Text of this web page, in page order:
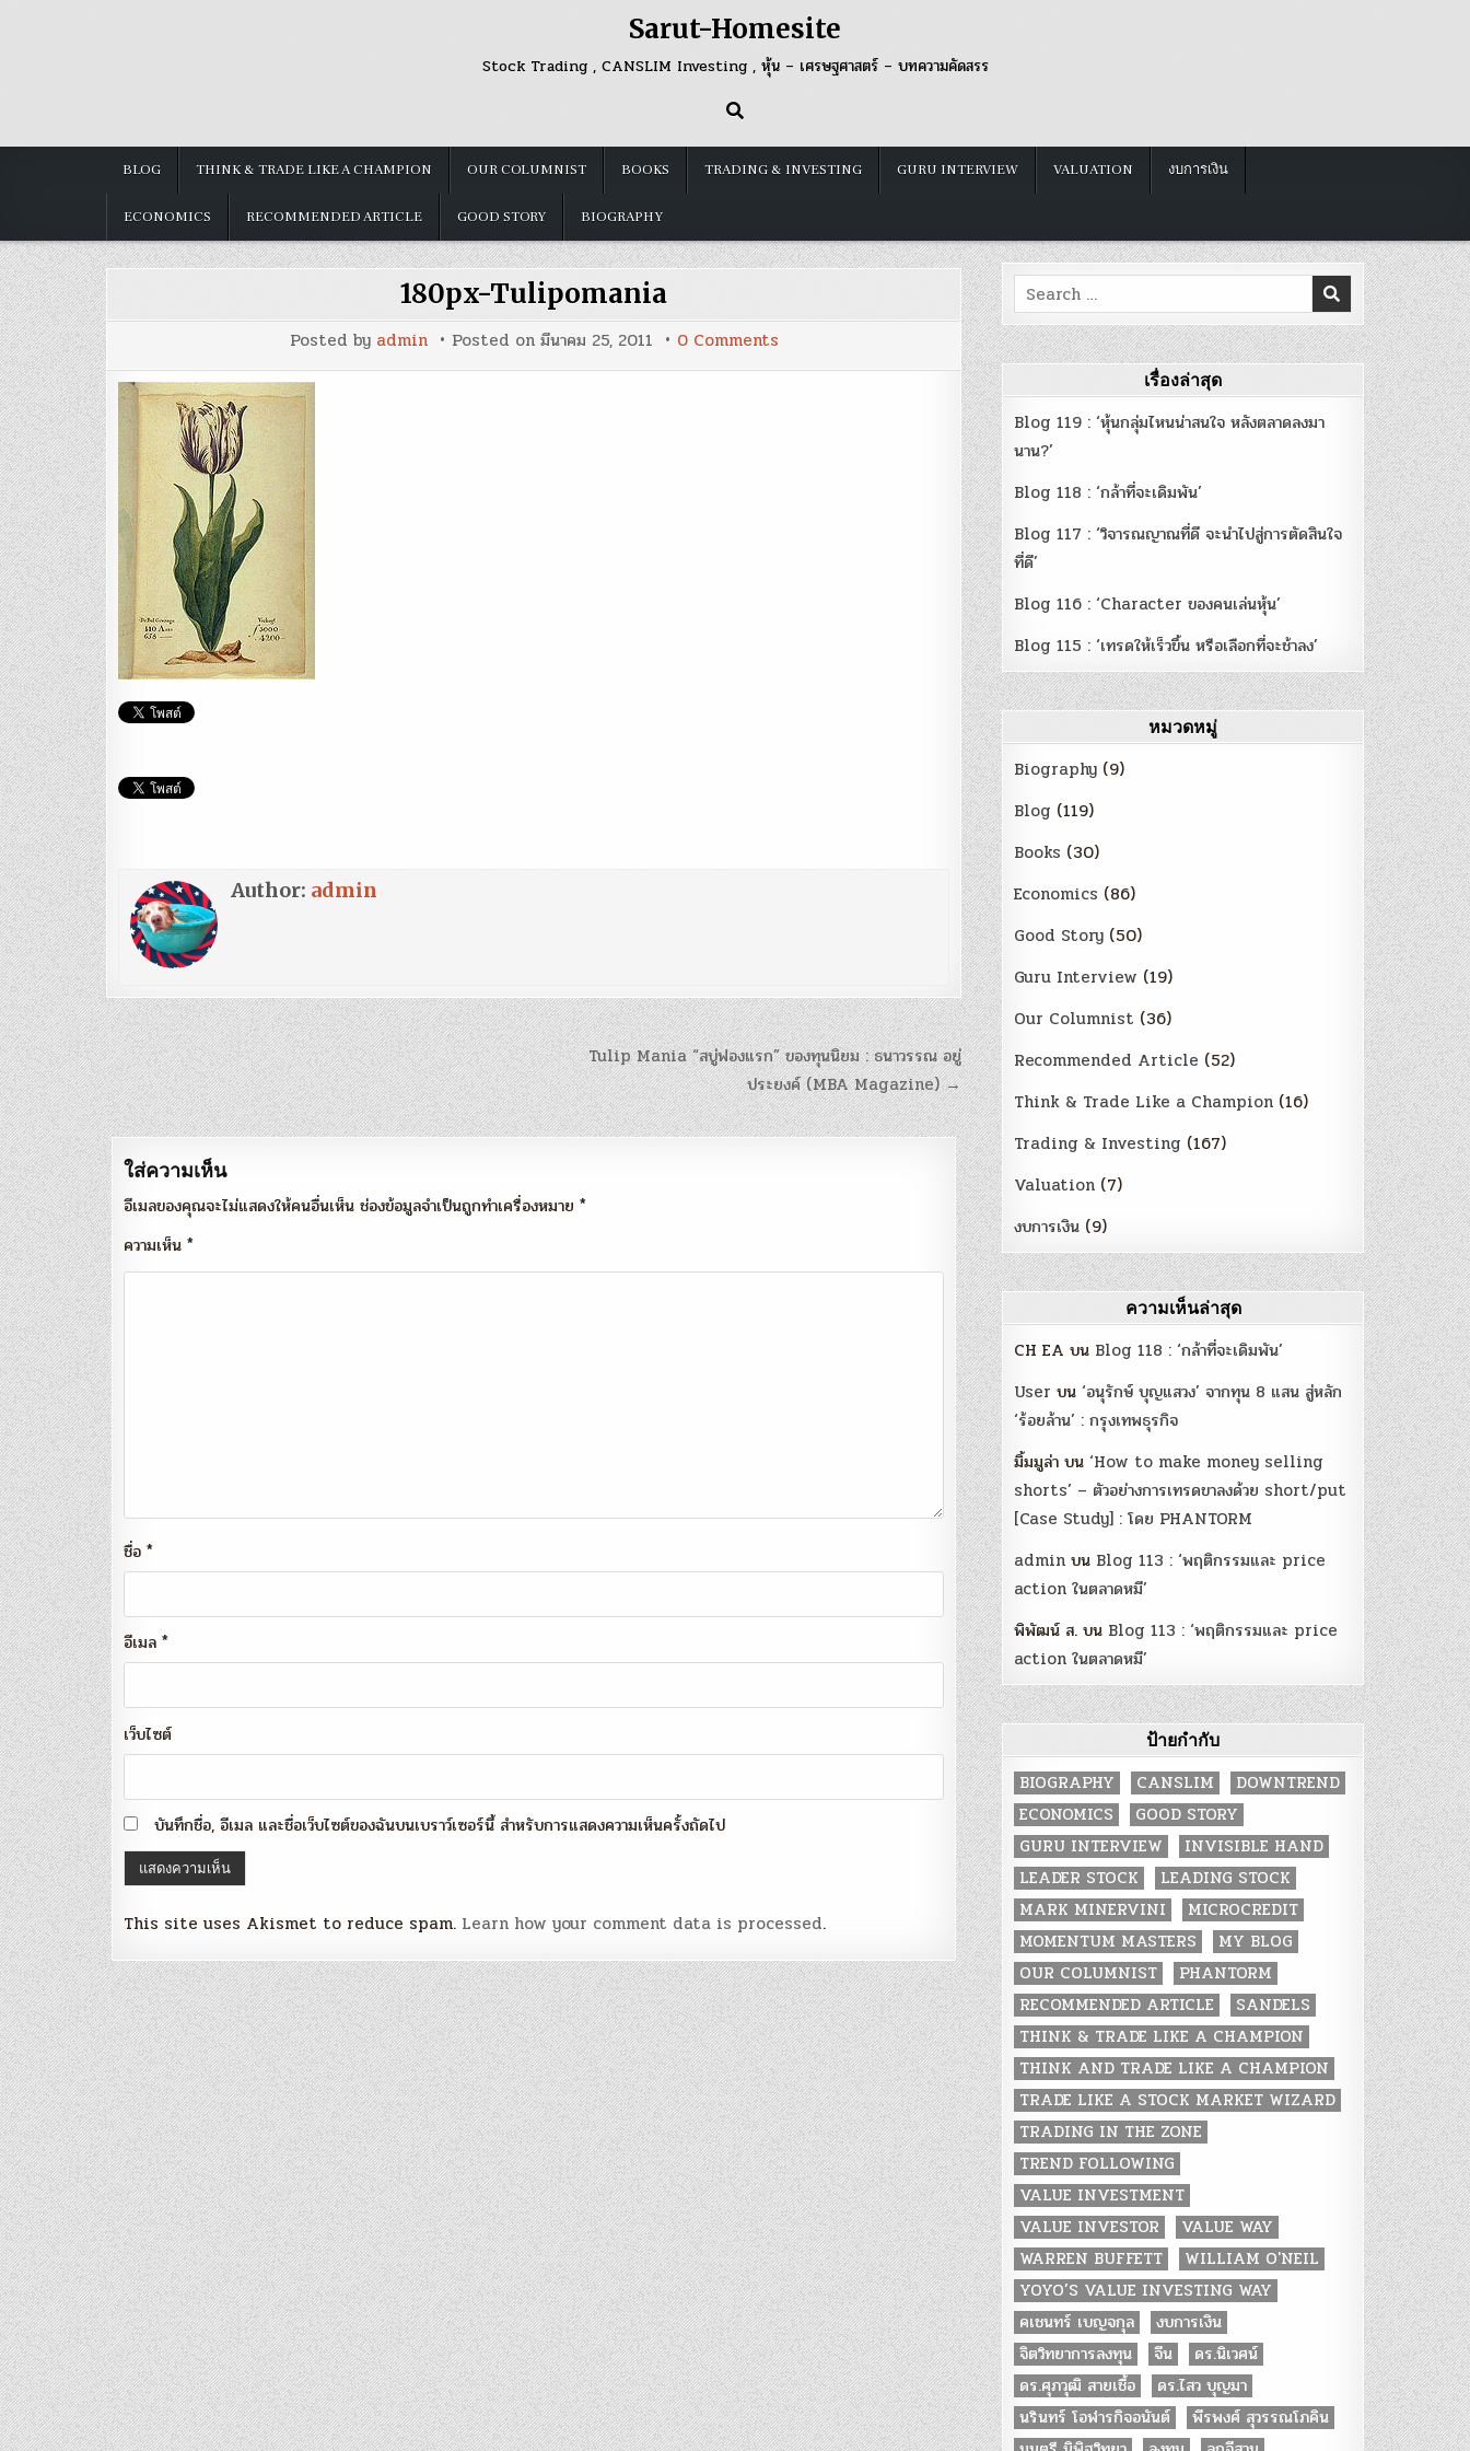
Sarut-Homesite
Stock Trading , CANSLIM Investing , หุ้น – เศรษฐศาสตร์ – บทความคัดสรร
BLOG THINK & TRADE LIKE A CHAMPION OUR COLUMNIST BOOKS TRADING & INVESTING GURU INTERVIEW VALUATION งบการเงิน
ECONOMICS RECOMMENDED ARTICLE GOOD STORY BIOGRAPHY
180px-Tulipomania
Posted by admin Posted on มีนาคม 25, 2011 0 Commentson
Tulipomania
Author: admin
แนะแนว
เรื่อง
Tulip Mania “สบู่ฟองแรก” ของทุนนิยม : ธนาวรรณ อยู่
ประยงค์ (MBA Magazine) →
ใส่ความเห็น
อีเมลของคุณจะไม่แสดงให้คนอื่นเห็น ช่องข้อมูลจำเป็นถูกทำเครื่องหมาย *
ความเห็น *
ชื่อ *
อีเมล *
เว็บไซต์
บันทึกชื่อ, อีเมล และชื่อเว็บไซต์ของฉันบนเบราว์เซอร์นี้ สำหรับการแสดงความเห็นครั้งถัดไป
This site uses Akismet to reduce spam. Learn how your comment data is processed.
Search
for:
เรื่องล่าสุด
Blog 119 : ‘หุ้นกลุ่มไหนน่าสนใจ หลังตลาดลงมา
นาน?’
Blog 118 : ‘กล้าที่จะเดิมพัน’
Blog 117 : ‘วิจารณญาณที่ดี จะนำไปสู่การตัดสินใจ
ที่ดี’
Blog 116 : ‘Character ของคนเล่นหุ้น’
Blog 115 : ‘เทรดให้เร็วขึ้น หรือเลือกที่จะช้าลง’
หมวดหมู่
Biography (9)
Blog (119)
Books (30)
Economics (86)
Good Story (50)
Guru Interview (19)
Our Columnist (36)
Recommended Article (52)
Think & Trade Like a Champion (16)
Trading & Investing (167)
Valuation (7)
งบการเงิน (9)
ความเห็นล่าสุด
CH EA บน Blog 118 : ‘กล้าที่จะเดิมพัน’
User บน‘อนุรักษ์ บุญแสวง’ จากทุน 8 แสน สู่หลัก
‘ร้อยล้าน’ : กรุงเทพธุรกิจ
มิ้มมูล่า บน‘How to make money selling
shorts’ – ตัวอย่างการเทรดขาลงด้วย short/put
[Case Study] : โดย PHANTORM
admin บน Blog 113 : ‘พฤติกรรมและ price
action ในตลาดหมี’
พิพัฒน์ ส. บน Blog 113 : ‘พฤติกรรมและ price
action ในตลาดหมี’
ป้ายกำกับ
BIOGRAPHY CANSLIM
DOWNTREND
ECONOMICS
GOOD STORY
GURU INTERVIEW
INVISIBLE HAND
LEADER STOCK
LEADING STOCK
MARK MINERVINI
MICROCREDIT
MOMENTUM MASTERS
MY BLOG
OUR COLUMNIST
PHANTORM
RECOMMENDED ARTICLE
SANDELS
THINK & TRADE LIKE A CHAMPION
THINK AND TRADE LIKE A CHAMPION
TRADE LIKE A STOCK MARKET WIZARD
TRADING IN THE ZONE
TREND FOLLOWING
VALUE INVESTMENT
VALUE INVESTOR
VALUE WAY
WARREN BUFFETT
WILLIAM O'NEIL
YOYO’S VALUE INVESTING WAY
คเชนทร์ เบญจกุล
งบการเงิน
จิตวิทยาการลงทุน
จีน
ดร.นิเวศน์
ดร.ศุภวุฒิ สายเชื้อ
ดร.ไสว บุญมา
นรินทร์ โอฬารกิจอนันต์
พีรพงศ์ สุวรรณโภคิน